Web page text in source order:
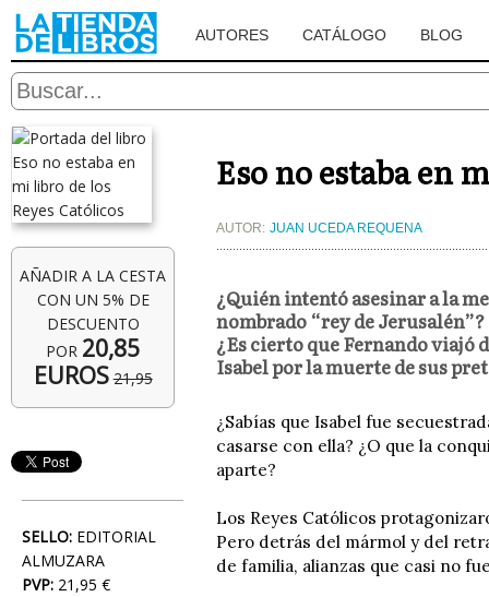
AUTORES CATÁLOGO BLOG
AÑADIR A LA CESTA
CON UN 5% DE
DESCUENTO
POR 20,85
EUROS 21,95
SELLO: EDITORIAL
ALMUZARA
PVP: 21,95 €
Eso no estaba en
AUTOR: JUAN UCEDA REQUENA
¿Quién intentó asesinar a la
nombrado “rey de
¿Es cierto que Fernando viajó
Isabel por la muerte de sus
¿Sabías que Isabel fue
casarse con ella? ¿O que la
aparte?
Los Reyes Católicos
Pero detrás del mármol y del
de familia, alianzas que casi no